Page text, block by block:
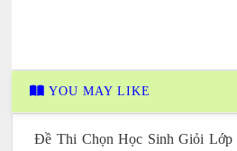
YOU MAY LIKE
Đề Thi Chọn Học Sinh Giỏi Lớp